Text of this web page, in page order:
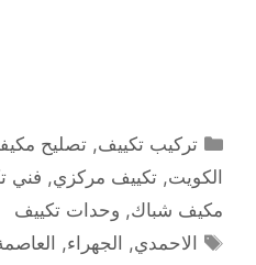
التصنيفات
تركيب تكييف,تصليح
الكويت, تكييف مركزي, فني
مكيف شباك, وحدات تكييف
الوسوم
الاحمدي, الجهراء,